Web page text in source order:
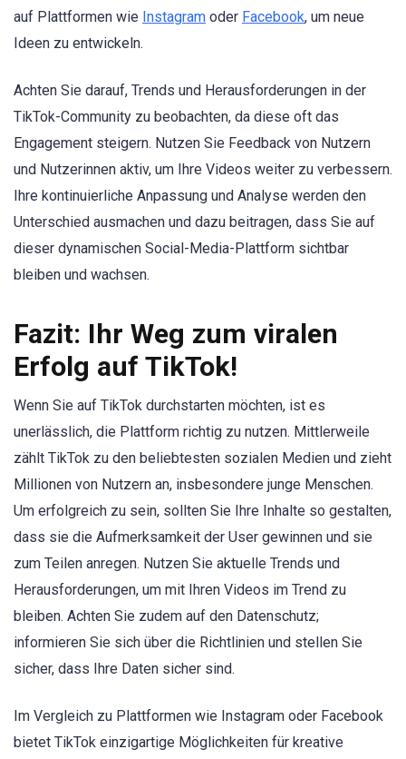
auf Plattformen wie Instagram oder Facebook, um neue
Ideen zu entwickeln.
Achten Sie darauf, Trends und Herausforderungen in der
TikTok-Community zu beobachten, da diese oft das
Engagement steigern. Nutzen Sie Feedback von Nutzern
und Nutzerinnen aktiv, um Ihre Videos weiter zu verbessern.
Ihre kontinuierliche Anpassung und Analyse werden den
Unterschied ausmachen und dazu beitragen, dass Sie auf
dieser dynamischen Social-Media-Plattform sichtbar
bleiben und wachsen.
Fazit: Ihr Weg zum viralen
Erfolg auf TikTok!
Wenn Sie auf TikTok durchstarten möchten, ist es
unerlässlich, die Plattform richtig zu nutzen. Mittlerweile
zählt TikTok zu den beliebtesten sozialen Medien und zieht
Millionen von Nutzern an, insbesondere junge Menschen.
Um erfolgreich zu sein, sollten Sie Ihre Inhalte so gestalten,
dass sie die Aufmerksamkeit der User gewinnen und sie
zum Teilen anregen. Nutzen Sie aktuelle Trends und
Herausforderungen, um mit Ihren Videos im Trend zu
bleiben. Achten Sie zudem auf den Datenschutz;
informieren Sie sich über die Richtlinien und stellen Sie
sicher, dass Ihre Daten sicher sind.
Im Vergleich zu Plattformen wie Instagram oder Facebook
bietet TikTok einzigartige Möglichkeiten für kreative